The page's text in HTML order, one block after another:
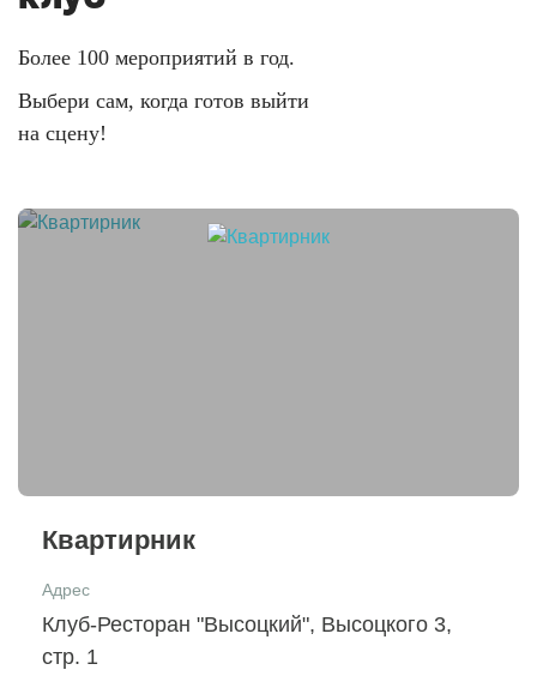
Более 100 мероприятий в год.
Выбери сам, когда готов выйти
на сцену!
Квартирник
Адрес
Клуб-Ресторан "Высоцкий", Высоцкого 3,
стр. 1